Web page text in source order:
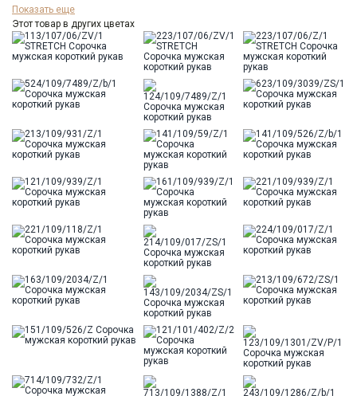
Бренд
Модель
Зауженная
Цвет
Сиреневый
Ворот
Французский
Карман
стандартный, слева, накладной
Силуэт
Полуприталенный силуэт / Regular fit
Показать еще
Этот товар в других цветах